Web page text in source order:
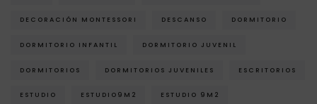
DECORACIÓN MONTESSORI DESCANSO DORMITORIO
DORMITORIO INFANTIL DORMITORIO JUVENIL
DORMITORIOS DORMITORIOS JUVENILES ESCRITORIOS
ESTUDIO ESTUDIO9M2 ESTUDIO 9M2